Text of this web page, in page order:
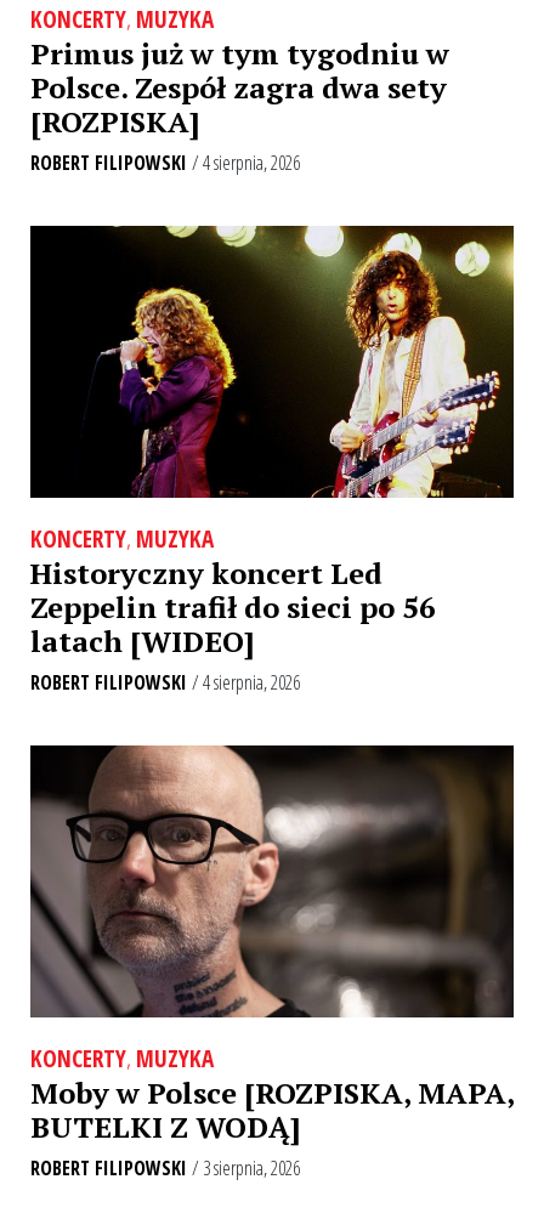
KONCERTY, MUZYKA
Primus już w tym tygodniu w
Polsce. Zespół zagra dwa sety
[ROZPISKA]
ROBERT FILIPOWSKI / 4 sierpnia, 2026
KONCERTY, MUZYKA
Historyczny koncert Led
Zeppelin trafił do sieci po 56
latach [WIDEO]
ROBERT FILIPOWSKI / 4 sierpnia, 2026
KONCERTY, MUZYKA
Moby w Polsce [ROZPISKA, MAPA,
BUTELKI Z WODĄ]
ROBERT FILIPOWSKI / 3 sierpnia, 2026